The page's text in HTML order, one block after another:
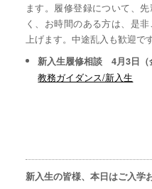
ます。履修登録について、
く、お時間のある方は、是
上げます。中途乱入も歓迎です
新入生履修相談 4月3日
教務ガイダンス/新入生
新入生の皆様、本日はご入学